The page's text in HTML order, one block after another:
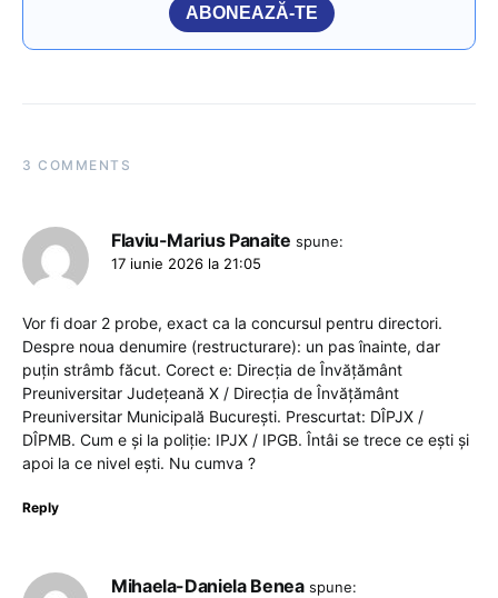
ABONEAZĂ-TE
3 COMMENTS
Flaviu-Marius Panaite spune:
17 iunie 2026 la 21:05
Vor fi doar 2 probe, exact ca la concursul pentru directori.
Despre noua denumire (restructurare): un pas înainte, dar
puțin strâmb făcut. Corect e: Direcția de Învățământ
Preuniversitar Județeană X / Direcția de Învățământ
Preuniversitar Municipală București. Prescurtat: DÎPJX /
DÎPMB. Cum e și la poliție: IPJX / IPGB. Întâi se trece ce ești și
apoi la ce nivel ești. Nu cumva ?
Reply
Mihaela-Daniela Benea spune: